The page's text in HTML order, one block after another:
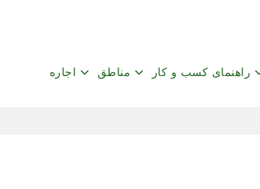
اجاره مناطق راهنمای کسب و کار